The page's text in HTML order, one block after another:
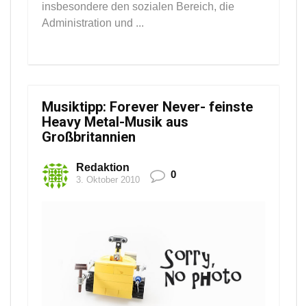
insbesondere den sozialen Bereich, die
Administration und ...
Musiktipp: Forever Never- feinste
Heavy Metal-Musik aus
Großbritannien
Redaktion
3. Oktober 2010 0